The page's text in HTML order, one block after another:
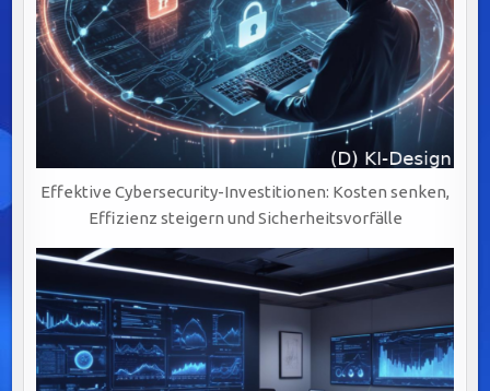
Effektive Cybersecurity-Investitionen: Kosten senken,
Effizienz steigern und Sicherheitsvorfälle